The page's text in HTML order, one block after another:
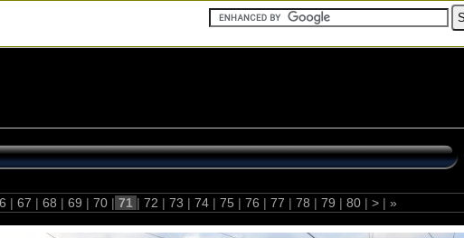
| 67 | 68 | 69 | 70 | 71 | 72 | 73 | 74 | 75 | 76 | 77 | 78 | 79 | 80 | > | »